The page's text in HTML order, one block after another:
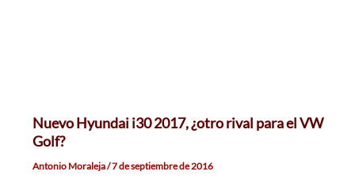
Nuevo Hyundai i30 2017, ¿otro rival para el VW
Golf?
Antonio Moraleja/7 de septiembre de 2016